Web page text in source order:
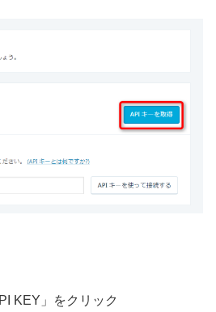
KEY 」をクリック